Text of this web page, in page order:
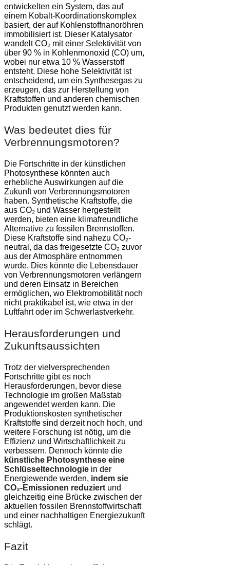
entwickelten ein System, das auf
einem Kobalt-Koordinationskomplex
basiert, der auf Kohlenstoffnanoröhren
immobilisiert ist. Dieser Katalysator
wandelt CO₂ mit einer Selektivität von
über 90 % in Kohlenmonoxid (CO) um,
wobei nur etwa 10 % Wasserstoff
entsteht. Diese hohe Selektivität ist
entscheidend, um ein Synthesegas zu
erzeugen, das zur Herstellung von
Kraftstoffen und anderen chemischen
Produkten genutzt werden kann.
Was bedeutet dies für
Verbrennungsmotoren?
Die Fortschritte in der künstlichen
Photosynthese könnten auch
erhebliche Auswirkungen auf die
Zukunft von Verbrennungsmotoren
haben. Synthetische Kraftstoffe, die
aus CO₂ und Wasser hergestellt
werden, bieten eine klimafreundliche
Alternative zu fossilen Brennstoffen.
Diese Kraftstoffe sind nahezu CO₂-
neutral, da das freigesetzte CO₂ zuvor
aus der Atmosphäre entnommen
wurde. Dies könnte die Lebensdauer
von Verbrennungsmotoren verlängern
und deren Einsatz in Bereichen
ermöglichen, wo Elektromobilität noch
nicht praktikabel ist, wie etwa in der
Luftfahrt oder im Schwerlastverkehr.
Herausforderungen und
Zukunftsaussichten
Trotz der vielversprechenden
Fortschritte gibt es noch
Herausforderungen, bevor diese
Technologie im großen Maßstab
angewendet werden kann. Die
Produktionskosten synthetischer
Kraftstoffe sind derzeit noch hoch, und
weitere Forschung ist nötig, um die
Effizienz und Wirtschaftlichkeit zu
verbessern. Dennoch könnte die
künstliche Photosynthese eine
Schlüsseltechnologie in der
Energiewende werden, indem sie
CO₂-Emissionen reduziert und
gleichzeitig eine Brücke zwischen der
aktuellen fossilen Brennstoffwirtschaft
und einer nachhaltigen Energiezukunft
schlägt.
Fazit